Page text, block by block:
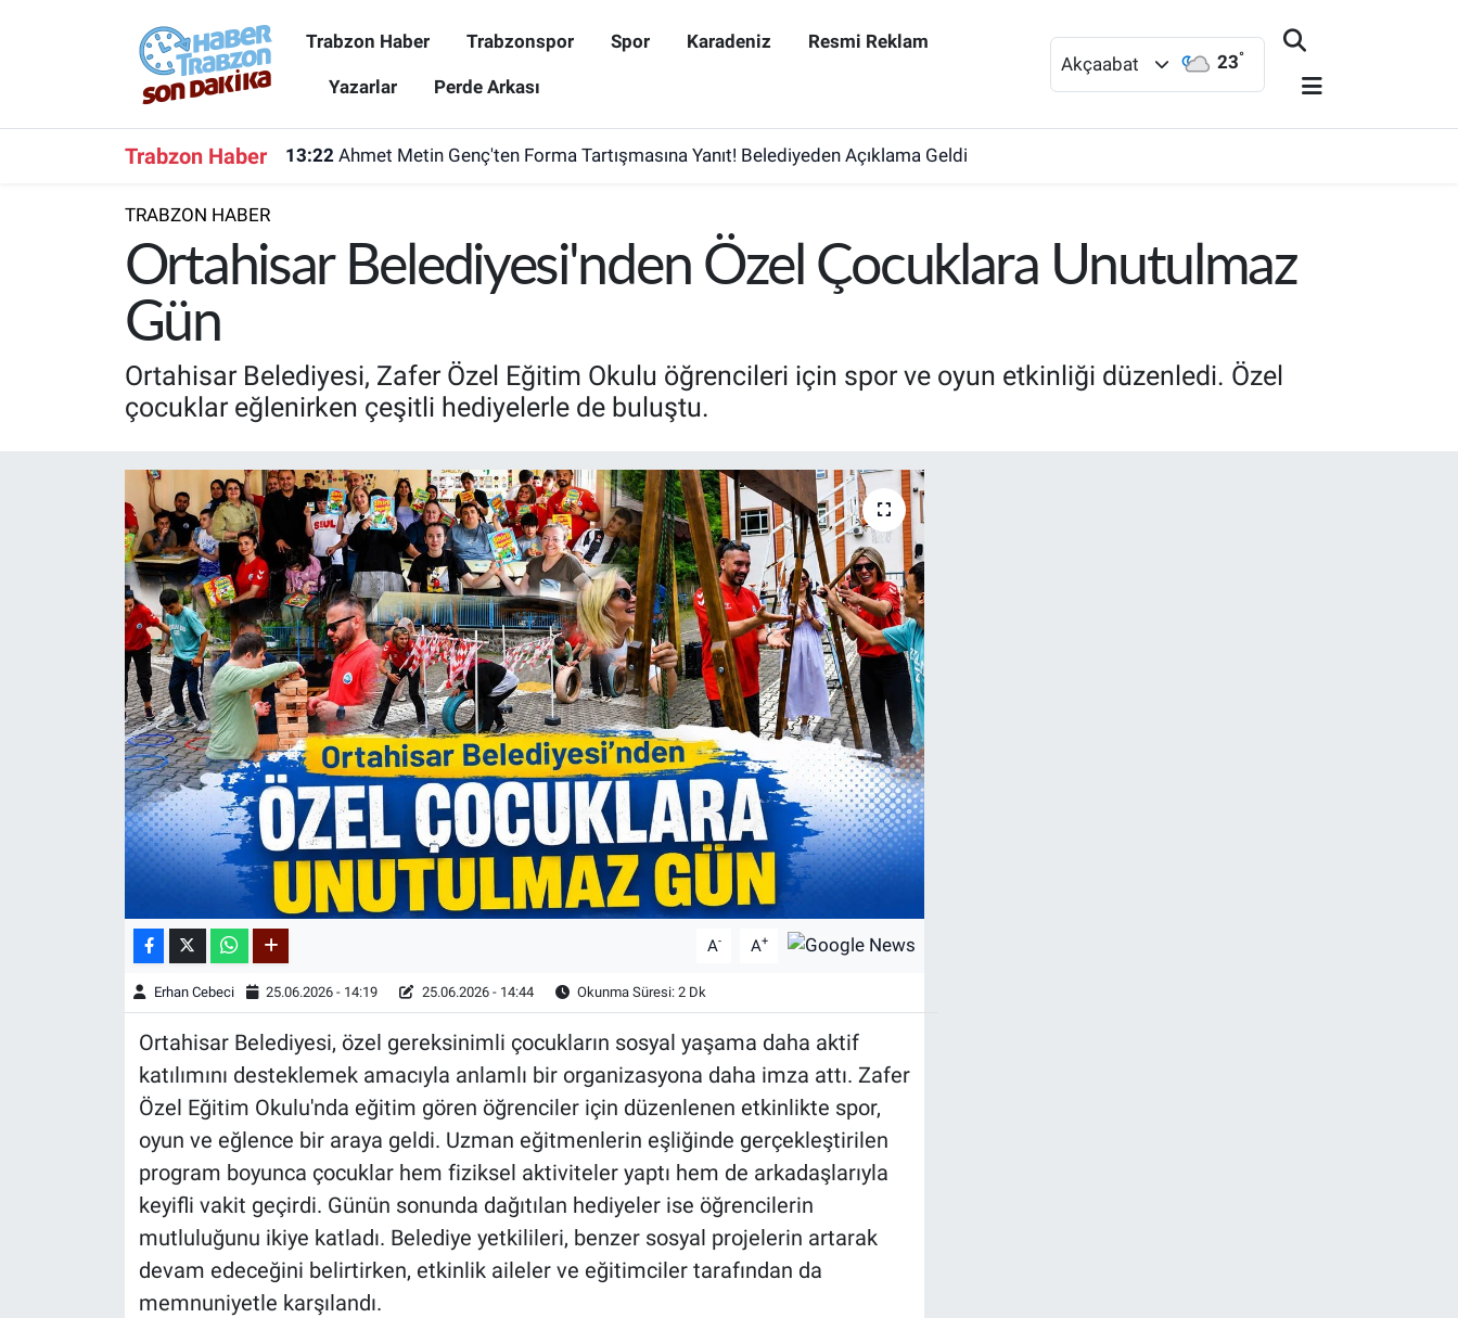
Trabzon Haber Trabzonspor Spor Karadeniz Resmi Reklam
Yazarlar Perde Arkası
Akçaabat 23°
Trabzon Haber 13:22 Ahmet Metin Genç'ten Forma Tartışmasına Yanıt! Belediyeden Açıklama Geldi
TRABZON HABER
Ortahisar Belediyesi'nden Özel Çocuklara Unutulmaz
Gün
Ortahisar Belediyesi, Zafer Özel Eğitim Okulu öğrencileri için spor ve oyun etkinliği düzenledi. Özel
çocuklar eğlenirken çeşitli hediyelerle de buluştu.
A- A+
Erhan Cebeci 25.06.2026 - 14:19 25.06.2026 - 14:44 Okunma Süresi: 2 Dk
Ortahisar Belediyesi, özel gereksinimli çocukların sosyal yaşama daha aktif
katılımını desteklemek amacıyla anlamlı bir organizasyona daha imza attı. Zafer
Özel Eğitim Okulu'nda eğitim gören öğrenciler için düzenlenen etkinlikte spor,
oyun ve eğlence bir araya geldi. Uzman eğitmenlerin eşliğinde gerçekleştirilen
program boyunca çocuklar hem fiziksel aktiviteler yaptı hem de arkadaşlarıyla
keyifli vakit geçirdi. Günün sonunda dağıtılan hediyeler ise öğrencilerin
mutluluğunu ikiye katladı. Belediye yetkilileri, benzer sosyal projelerin artarak
devam edeceğini belirtirken, etkinlik aileler ve eğitimciler tarafından da
memnuniyetle karşılandı.
Trabzon Haber
Karadeniz
Resmi Reklam
Perde Arkası
Trabzon Nöbetçi Eczaneler
Trabzon Trafik Yoğunluk Haritası
Süper Lig Puan Durumu ve Fikstür
Tüm Manşetler
Son Dakika Haberleri
Haber Arşivi